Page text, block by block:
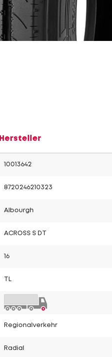
Hersteller
10013642
8720246210323
Albourgh
ACROSS S DT
16
Regionalverkehr
Radial